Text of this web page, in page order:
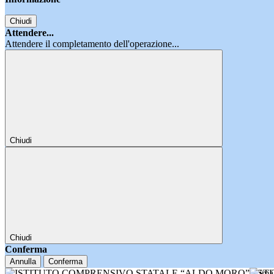
Chiudi
Attendere...
Attendere il completamento dell'operazione...
Chiudi
Chiudi
Conferma
Annulla Conferma